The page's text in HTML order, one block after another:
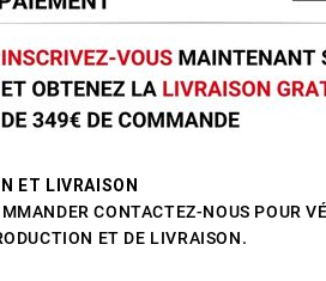
ET LIVRAISON
CONTACTEZ-NOUS POUR
ET DE LIVRAISON.